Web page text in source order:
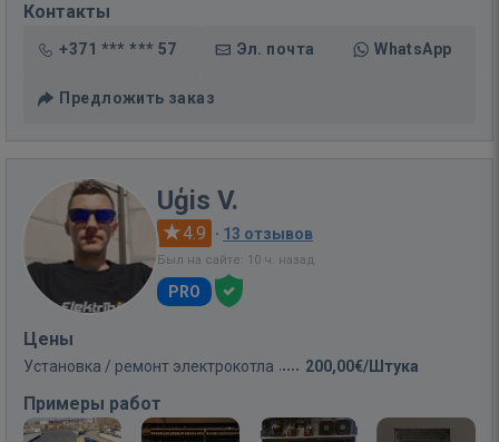
Контакты
+371 *** *** 57 Эл. почта WhatsApp
Предложить заказ
Uģis V.
4.9 · 13 отзывов
Был на сайте: 10 ч. назад
PRO
Цены
Установка / ремонт электрокотла 200,00€/Штука
Примеры работ